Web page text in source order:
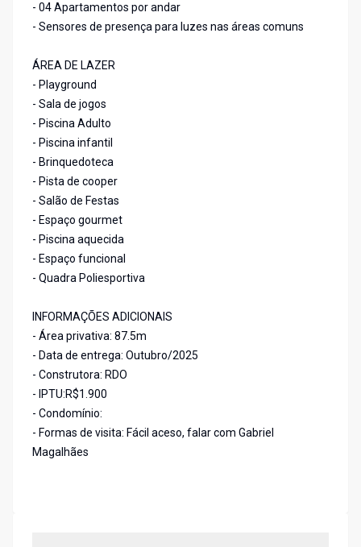
- 04 Apartamentos por andar
- Sensores de presença para luzes nas áreas comuns
ÁREA DE LAZER
- Playground
- Sala de jogos
- Piscina Adulto
- Piscina infantil
- Brinquedoteca
- Pista de cooper
- Salão de Festas
- Espaço gourmet
- Piscina aquecida
- Espaço funcional
- Quadra Poliesportiva
INFORMAÇÕES ADICIONAIS
- Área privativa: 87.5m
- Data de entrega: Outubro/2025
- Construtora: RDO
- IPTU:R$1.900
- Condomínio:
- Formas de visita: Fácil aceso, falar com Gabriel
Magalhães